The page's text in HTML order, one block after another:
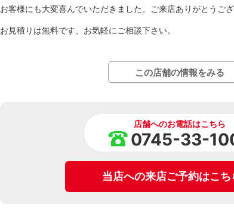
お客様にも大変喜んでいただきました。ご来店ありがとうござ
お見積りは無料です、お気軽にご相談下さい。
この店舗の情報をみる
店舗へのお電話はこちら
0745-33-
当店への来店ご予約はこち